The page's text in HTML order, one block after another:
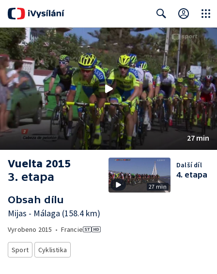
Search Close
27 min
Vuelta 2015
3. etapa
Obsah dílu
Mijas - Málaga (158.4 km)
Vyrobeno 2015 • Francie
Sport Cyklistika
27 min
Další díl
4. etapa